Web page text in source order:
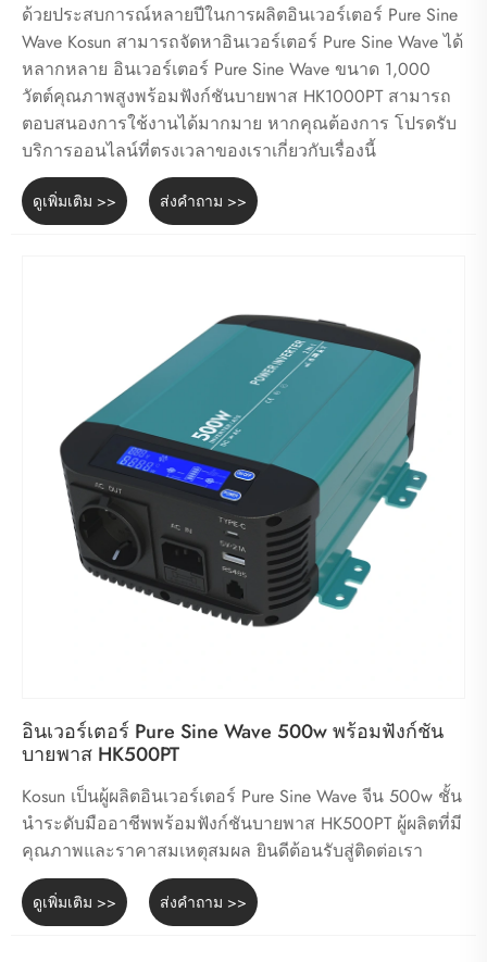
ด้วยประสบการณ์หลายปีในการผลิตอินเวอร์เตอร์ Pure Sine
Wave Kosun สามารถจัดหาอินเวอร์เตอร์ Pure Sine Wave ได้
หลากหลาย อินเวอร์เตอร์ Pure Sine Wave ขนาด 1,000
วัตต์คุณภาพสูงพร้อมฟังก์ชันบายพาส HK1000PT สามารถ
ตอบสนองการใช้งานได้มากมาย หากคุณต้องการ โปรดรับ
บริการออนไลน์ที่ตรงเวลาของเราเกี่ยวกับเรื่องนี้
ดูเพิ่มเติม >> ส่งคำถาม >>
อินเวอร์เตอร์ Pure Sine Wave 500w พร้อมฟังก์ชัน
บายพาส HK500PT
Kosun เป็นผู้ผลิตอินเวอร์เตอร์ Pure Sine Wave จีน 500w ชั้น
นำระดับมืออาชีพพร้อมฟังก์ชันบายพาส HK500PT ผู้ผลิตที่มี
คุณภาพและราคาสมเหตุสมผล ยินดีต้อนรับสู่ติดต่อเรา
ดูเพิ่มเติม >> ส่งคำถาม >>